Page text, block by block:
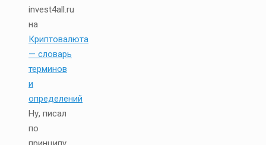
invest4all.ru
на
Криптовалюта
— словарь
терминов
и
определений
Ну, писал
по